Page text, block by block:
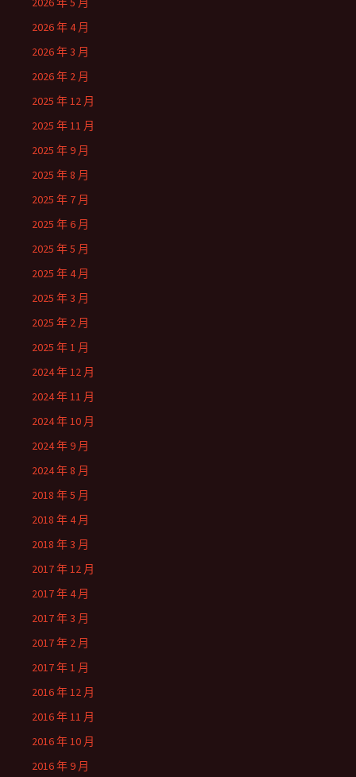
2026 年 4 月
2026 年 3 月
2026 年 2 月
2025 年 12 月
2025 年 11 月
2025 年 9 月
2025 年 8 月
2025 年 7 月
2025 年 6 月
2025 年 5 月
2025 年 4 月
2025 年 3 月
2025 年 2 月
2025 年 1 月
2024 年 12 月
2024 年 11 月
2024 年 10 月
2024 年 9 月
2024 年 8 月
2018 年 5 月
2018 年 4 月
2018 年 3 月
2017 年 12 月
2017 年 4 月
2017 年 3 月
2017 年 2 月
2017 年 1 月
2016 年 12 月
2016 年 11 月
2016 年 10 月
2016 年 9 月